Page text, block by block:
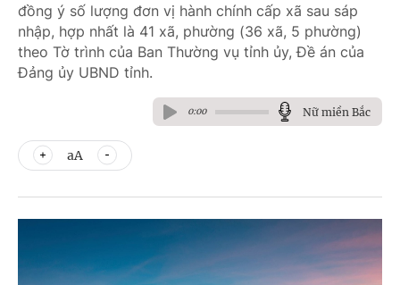
đồng ý số lượng đơn vị hành chính cấp xã sau sáp
nhập, hợp nhất là 41 xã, phường (36 xã, 5 phường)
theo Tờ trình của Ban Thường vụ tỉnh ủy, Đề án của
Đảng ủy UBND tỉnh.
0:00 Nữ miền Bắc
aA